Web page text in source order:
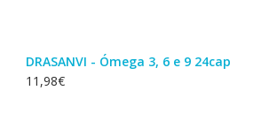
DRASANVI - Ómega 3, 6 e 9 24cap
11,98€